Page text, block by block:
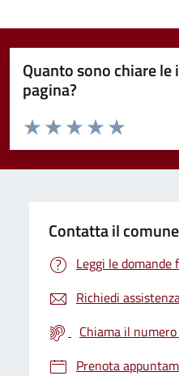
Quanto sono chiare
pagina?
Valuta da 1 a 5 stelle la pagina
Valuta 5
Valuta 4 stelle
Valuta 3 stelle su 5
Valuta 2 stelle su 5
Valuta 1 stelle su 5
Contatta il comune
Leggi le domande
Richiedi
Chiama il
Prenota